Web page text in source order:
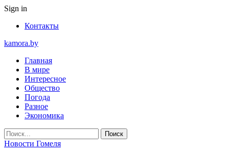
Sign in
Контакты
kamora.by
Главная
В мире
Интересное
Общество
Погода
Разное
Экономика
Новости Гомеля